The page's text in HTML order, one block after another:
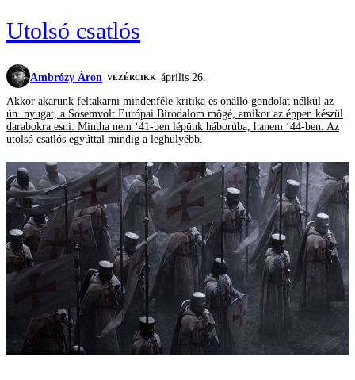
Utolsó csatlós
Ambrózy Áron VEZÉRCIKK
április 26.
Akkor akarunk feltakarni mindenféle kritika és önálló gondolat nélkül az
ún. nyugat, a Sosemvolt Európai Birodalom mögé, amikor az éppen készül
darabokra esni. Mintha nem ‘41-ben lépünk háborúba, hanem ‘44-ben. Az
utolsó csatlós egyúttal mindig a leghülyébb.